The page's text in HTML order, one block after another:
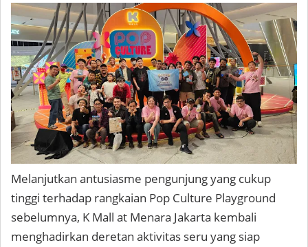
Melanjutkan antusiasme pengunjung yang cukup
tinggi terhadap rangkaian Pop Culture Playground
sebelumnya, K Mall at Menara Jakarta kembali
menghadirkan deretan aktivitas seru yang siap